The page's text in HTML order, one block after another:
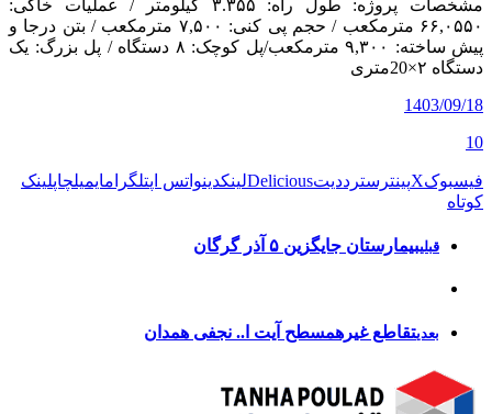
مشخصات پروژه: طول راه: ۳.۳۵۵ کیلومتر / عملیات خاکی:
۶۶,۰۵۵۰ مترمکعب / حجم پی کنی: ۷,۵۰۰ مترمکعب / بتن درجا و
پیش ساخته: ۹,۳۰۰ مترمکعب/پل کوچک: ۸ دستگاه / پل بزرگ: یک
دستگاه ۲×20متری
1403/09/18
10
فیسبوکXپینترسترددیتDeliciousلینکدینواتس اپتلگرامایمیلچاپلینک
کوتاه
قبلیبیمارستان جایگزین ۵ آذر گرگان
بعدیتقاطع غیرهمسطح آیت ا.. نجفی همدان